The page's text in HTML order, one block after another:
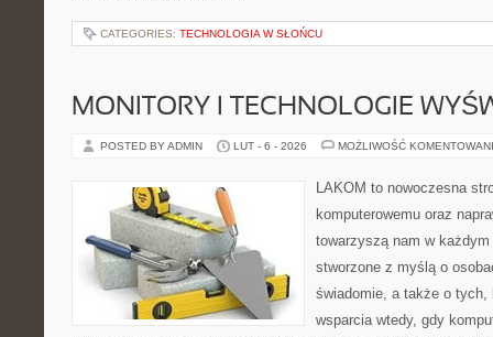
CATEGORIES: TECHNOLOGIA W SŁOŃCU
MONITORY I TECHNOLOGIE
POSTED BY ADMIN LUT - 6 - 2026 MOŻLIWOŚĆ
LAKOM to nowoczesna
komputerowemu oraz
towarzyszą nam w
stworzone z myślą o
świadomie, a także o tych,
wsparcia wtedy, gdy